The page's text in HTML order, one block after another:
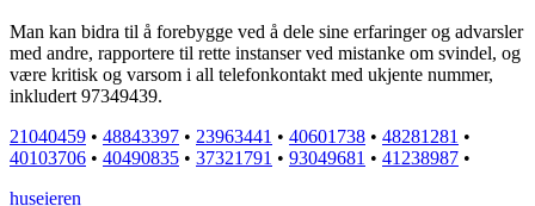
Man kan bidra til å forebygge ved å dele sine erfaringer og advarsler
med andre, rapportere til rette instanser ved mistanke om svindel, og
være kritisk og varsom i all telefonkontakt med ukjente nummer,
inkludert 97349439.
21040459 • 48843397 • 23963441 • 40601738 • 48281281 •
40103706 • 40490835 • 37321791 • 93049681 • 41238987 •
huseieren